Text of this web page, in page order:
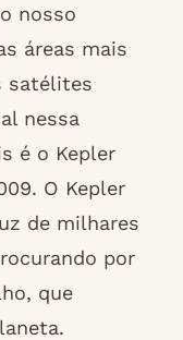
nosso
áreas mais
satélites
nessa
é o Kepler
O Kepler
de milhares
por
que